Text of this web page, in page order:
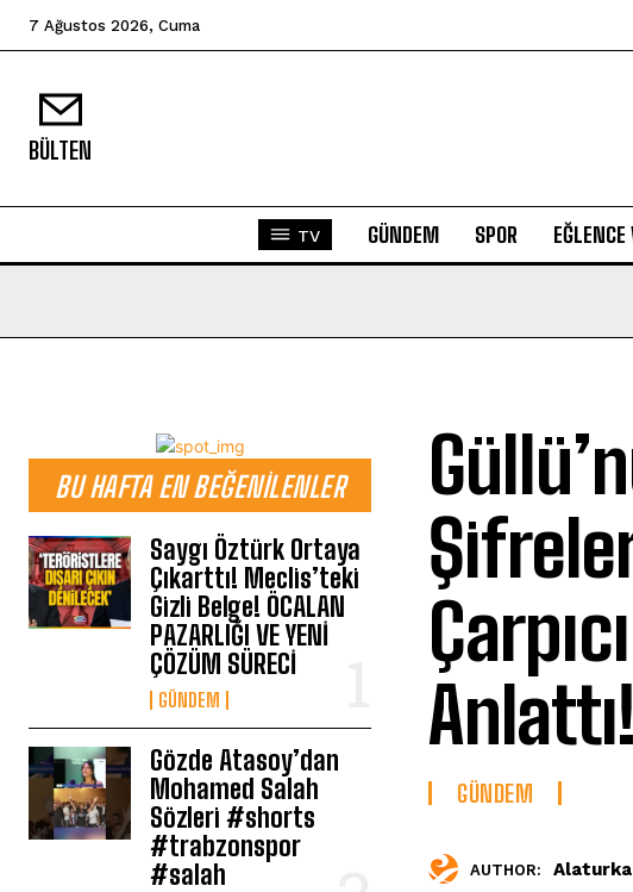
7 Ağustos 2026, Cuma
BÜLTEN
TV GÜNDEM SPOR
BU HAFTA EN BEĞENILENLER
Saygı Öztürk Ortaya
Çıkarttı! Meclis’teki
Gizli Belge! ÖCALAN
PAZARLIĞI VE YENİ
ÇÖZÜM SÜRECİ
GÜNDEM
Gözde Atasoy’dan
Mohamed Salah
Sözleri #shorts
#trabzonspor
#salah
GÜNDEM
AUTHOR: